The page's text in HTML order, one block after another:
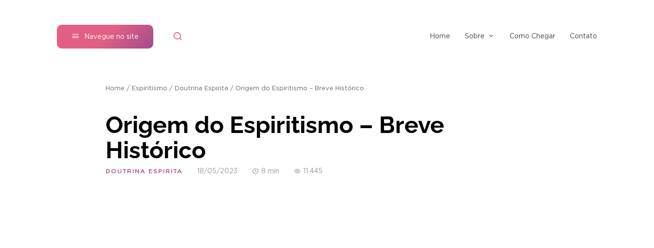
Navegue no site Home Sobre Como Chegar Contato
Home / Espiritismo / Doutrina Espirita / Origem do Espiritismo – Breve Histórico
Origem do Espiritismo – Breve
Histórico
DOUTRINA ESPIRITA 18/05/2023 8 min 11.445